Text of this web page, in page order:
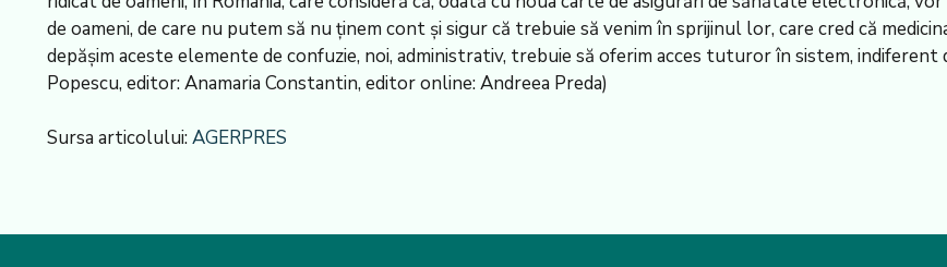
de oameni, de care nu putem să nu ținem cont și sigur că trebuie să venim în sprijinul lor, care cred că
depășim aceste elemente de confuzie, noi, administrativ, trebuie să oferim acces tuturor în sistem, indiferent
Popescu, editor: Anamaria Constantin, editor online: Andreea Preda)
Sursa articolului:AGERPRES